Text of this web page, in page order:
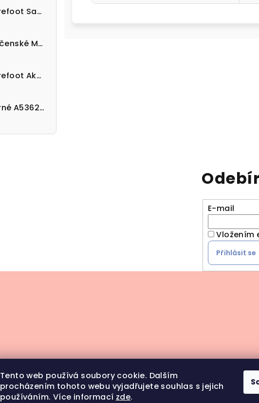
Tento web používá soubory cookie. Dalším
procházením tohoto webu vyjadřujete souhlas s jejich
používáním. Více informací zde.
VTR Vložky do bot Barefoot Sanitized s paměťovou pěnou
Surtex ponožky společenské Merino 90 - 95% černé
VTR Vložky do bot Barefoot Aktivní uhlí UNI velikost 36-47
Fare Bare baleríny černé A5362113
E-mail
Vložením
Přihlásit se